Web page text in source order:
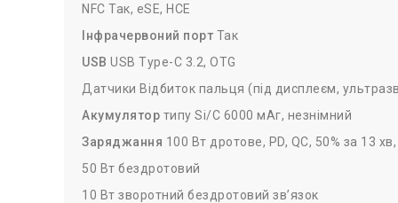
NFC Так, eSE, HCE
Інфрачервоний порт Так
USB USB Type-C 3.2, OTG
Датчики Відбиток пальця (під дисплеєм,
Акумулятор типу Si/C 6000 мАг, незнімний
Заряджання 100 Вт дротове, PD, QC, 50% за 13
50 Вт бездротовий
10 Вт зворотний бездротовий зв’язок